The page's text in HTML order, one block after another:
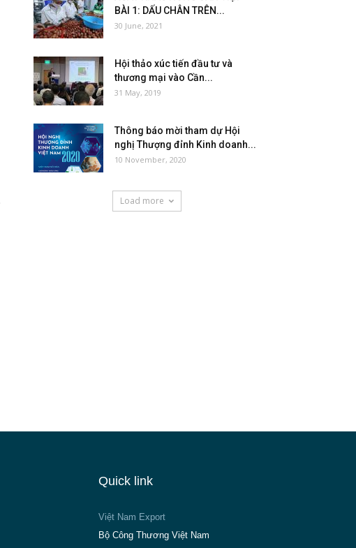
BÀI 1: DẤU CHÂN TRÊN...
30 June, 2021
Hội thảo xúc tiến đầu tư và
thương mại vào Cần...
31 May, 2019
Thông báo mời tham dự Hội
nghị Thượng đỉnh Kinh doanh...
10 November, 2020
Load more
Quick link
Việt Nam Export
Bộ Công Thương Việt Nam